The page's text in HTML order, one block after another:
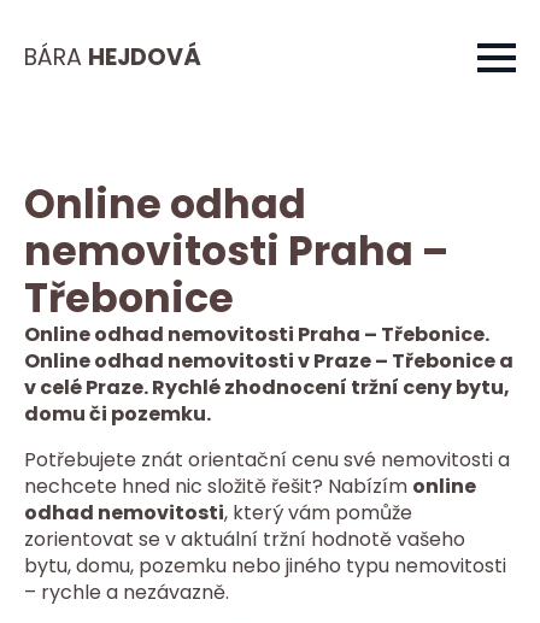
BÁRA HEJDOVÁ
Online odhad
nemovitosti Praha –
Třebonice
Online odhad nemovitosti Praha – Třebonice.
Online odhad nemovitosti v Praze – Třebonice a
v celé Praze. Rychlé zhodnocení tržní ceny bytu,
domu či pozemku.
Potřebujete znát orientační cenu své nemovitosti a
nechcete hned nic složitě řešit? Nabízím online
odhad nemovitosti, který vám pomůže
zorientovat se v aktuální tržní hodnotě vašeho
bytu, domu, pozemku nebo jiného typu nemovitosti
– rychle a nezávazně.